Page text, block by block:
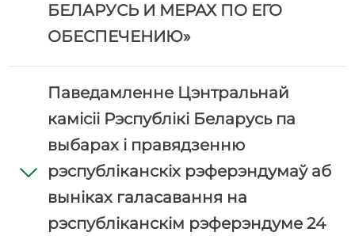
БЕЛАРУСЬ И МЕРАХ ПО ЕГО
ОБЕСПЕЧЕНИЮ»
Паведамленне Цэнтральнай
камісіі Рэспублікі Беларусь па
выбарах і правядзенню
рэспубліканскіх рэферэндумаў аб
выніках галасавання на
рэспубліканскім рэферэндуме 24